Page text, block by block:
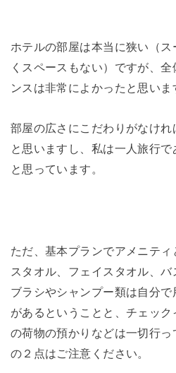
ホテルの部屋は本当に狭い（
くスペースもない）ですが、
ンスは非常によかったと思いま
部屋の広さにこだわりがなけ
と思いますし、私は一人旅行
と思っています。
ただ、基本プランでアメニテ
スタオル、フェイスタオル、
ブラシやシャンプー類は自分
があるということと、チェッ
の荷物の預かりなどは一切行
の２点はご注意ください。